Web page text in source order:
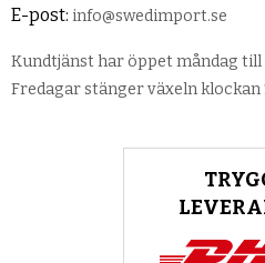
E-post: info@swedimport.se
Kundtjänst har öppet måndag till
Fredagar stänger växeln klockan